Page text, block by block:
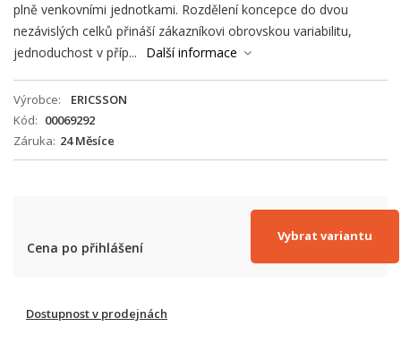
plně venkovními jednotkami. Rozdělení koncepce do dvou
nezávislých celků přináší zákazníkovi obrovskou variabilitu,
jednoduchost v příp...
Další informace
Výrobce
ERICSSON
Kód
00069292
Záruka 24 Měsíce
Cena po přihlášení
Vybrat variantu
Dostupnost v prodejnách